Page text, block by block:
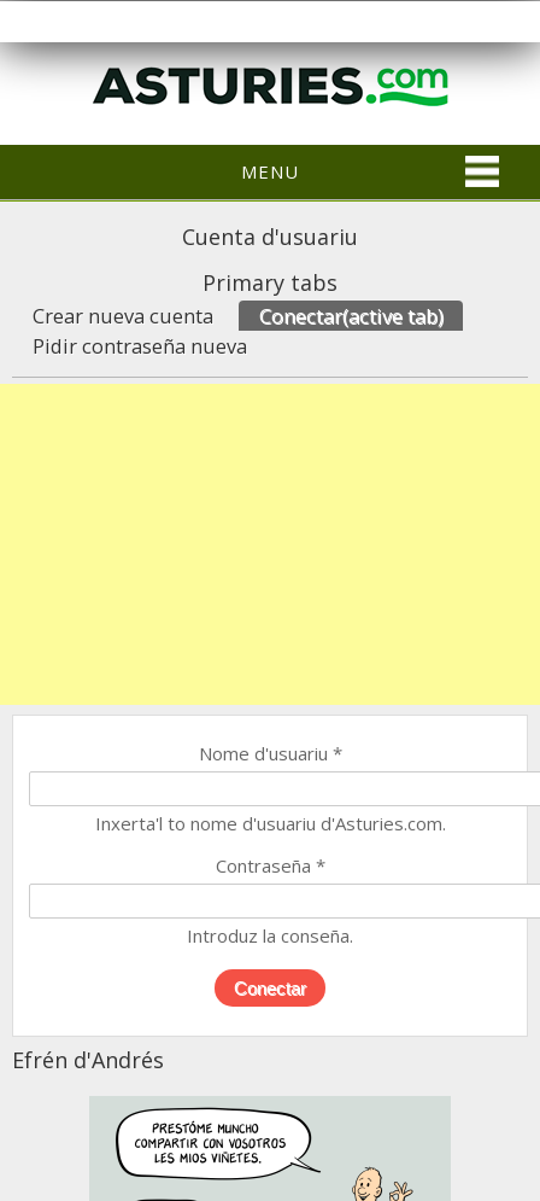
MENU
Cuenta d'usuariu
Primary tabs
Crear nueva cuenta Conectar(active tab)
Pidir contraseña nueva
Nome d'usuariu *
Inxerta'l to nome d'usuariu d'Asturies.com.
Contraseña *
Introduz la conseña.
Efrén d'Andrés